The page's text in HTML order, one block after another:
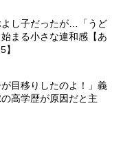
し子だったが…「うど
まる小さな違和感【あ
目移りしたのよ！」義
高学歴が原因だと主